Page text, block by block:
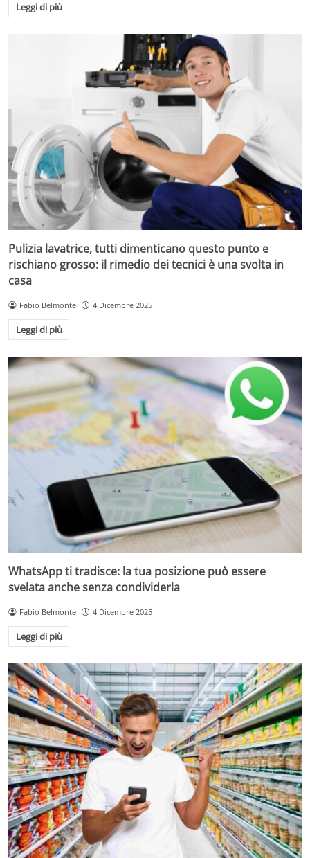
Leggi di più
Pulizia lavatrice, tutti dimenticano questo punto e
rischiano grosso: il rimedio dei tecnici è una svolta in
casa
Fabio Belmonte 4 Dicembre 2025
Leggi di più
WhatsApp ti tradisce: la tua posizione può essere
svelata anche senza condividerla
Fabio Belmonte 4 Dicembre 2025
Leggi di più